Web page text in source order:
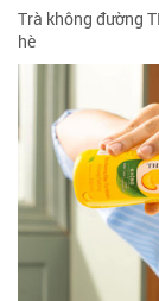
Trà không đường
hè